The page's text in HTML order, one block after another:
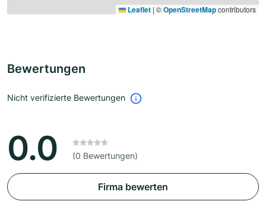
Leaflet | ©OpenStreetMapcontributors
Bewertungen
Nicht verifizierte Bewertungen
0.0 (0 Bewertungen)
Firma bewerten